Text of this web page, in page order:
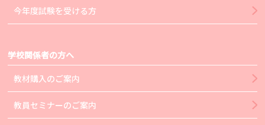
今年度試験を受ける方
学校関係者の方へ
教材購入のご案内
教員セミナーのご案内